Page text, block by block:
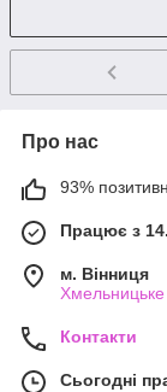
Про нас
93%
Працює з
м. Вінниця
Контакти
Сьогодні